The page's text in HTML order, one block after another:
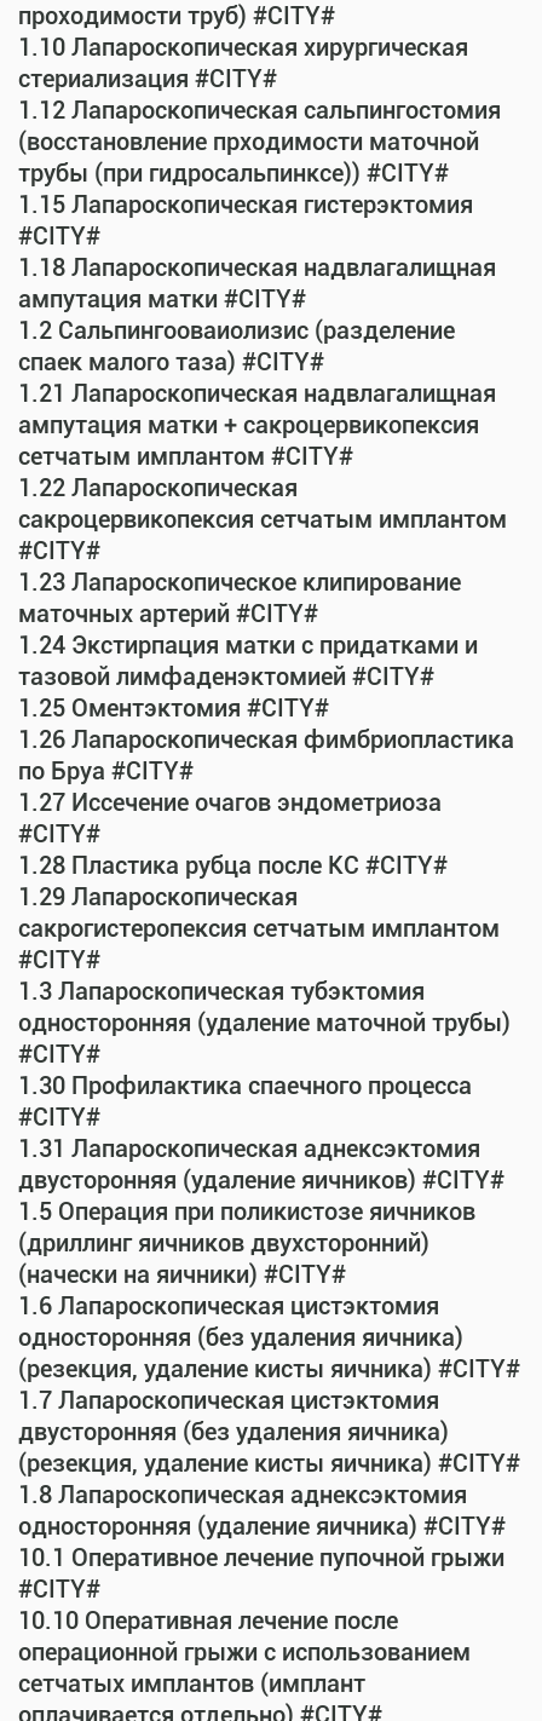
проходимости труб) #CITY#
1.10 Лапароскопическая хирургическая
стериализация #CITY#
1.12 Лапароскопическая сальпингостомия
(восстановление прходимости маточной
трубы (при гидросальпинксе)) #CITY#
1.15 Лапароскопическая гистерэктомия
#CITY#
1.18 Лапароскопическая надвлагалищная
ампутация матки #CITY#
1.2 Сальпингооваиолизис (разделение
спаек малого таза) #CITY#
1.21 Лапароскопическая надвлагалищная
ампутация матки + сакроцервикопексия
сетчатым имплантом #CITY#
1.22 Лапароскопическая
сакроцервикопексия сетчатым имплантом
#CITY#
1.23 Лапароскопическое клипирование
маточных артерий #CITY#
1.24 Экстирпация матки с придатками и
тазовой лимфаденэктомией #CITY#
1.25 Оментэктомия #CITY#
1.26 Лапароскопическая фимбриопластика
по Бруа #CITY#
1.27 Иссечение очагов эндометриоза
#CITY#
1.28 Пластика рубца после КС #CITY#
1.29 Лапароскопическая
сакрогистеропексия сетчатым имплантом
#CITY#
1.3 Лапароскопическая тубэктомия
односторонняя (удаление маточной трубы)
#CITY#
1.30 Профилактика спаечного процесса
#CITY#
1.31 Лапароскопическая аднексэктомия
двусторонняя (удаление яичников) #CITY#
1.5 Операция при поликистозе яичников
(дриллинг яичников двухсторонний)
(начески на яичники) #CITY#
1.6 Лапароскопическая цистэктомия
односторонняя (без удаления яичника)
(резекция, удаление кисты яичника) #CITY#
1.7 Лапароскопическая цистэктомия
двусторонняя (без удаления яичника)
(резекция, удаление кисты яичника) #CITY#
1.8 Лапароскопическая аднексэктомия
односторонняя (удаление яичника) #CITY#
10.1 Оперативное лечение пупочной грыжи
#CITY#
10.10 Оперативная лечение после
операционной грыжи с использованием
сетчатых имплантов (имплант
оплачивается отдельно) #CITY#